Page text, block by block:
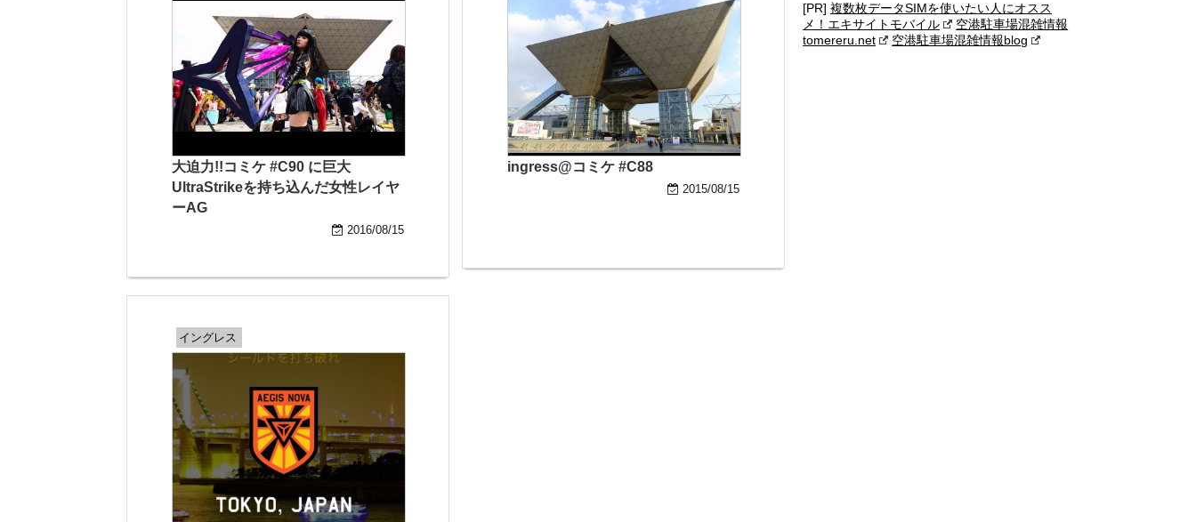
大迫力!!コミケ #C90 に巨大
UltraStrikeを持ち込んだ女性レイヤ
ーAG
2016/08/15
イングレス
ingress@コミケ #C88
2015/08/15
[PR] 複数枚データSIMを使いたい人にオスス
メ！エキサイトモバイル
空港駐車場混雑情報
tomereru.net
空港駐車場混雑情報blog